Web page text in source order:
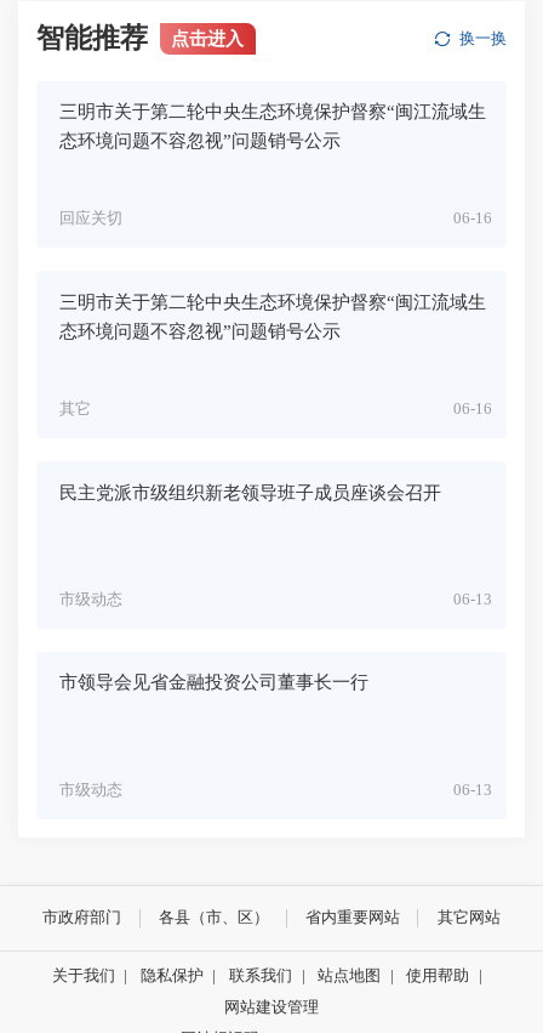
智能推荐 点击进入 换一换
三明市关于第二轮中央生态环境保护督察“闽江流域生
态环境问题不容忽视”问题销号公示
06-16
回应关切
三明市关于第二轮中央生态环境保护督察“闽江流域生
态环境问题不容忽视”问题销号公示
06-16
其它
民主党派市级组织新老领导班子成员座谈会召开
06-13
市级动态
市领导会见省金融投资公司董事长一行
06-13
市级动态
市政府部门 各县（市、区） 省内重要网站 其它网站
关于我们 | 隐私保护 | 联系我们 | 站点地图 | 使用帮助
|
网站建设管理